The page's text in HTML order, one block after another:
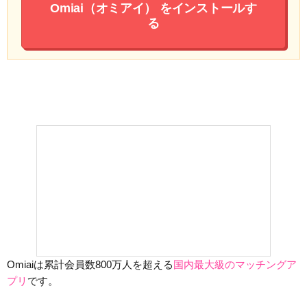
Omiai（オミアイ）
をインストールす
る
Omiaiは累計会員数800万人を超える国内最大級のマッチングア
プリ です。